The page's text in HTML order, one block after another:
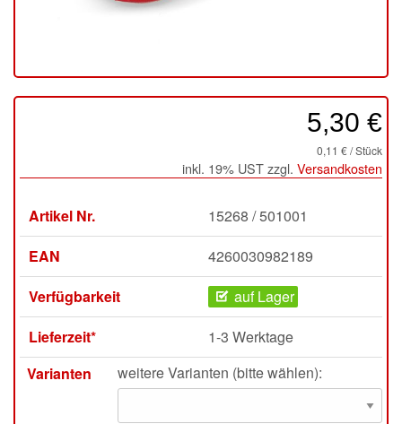
5,30 €
0,11 € / Stück
inkl. 19% UST zzgl. Versandkosten
Artikel Nr.
15268 / 501001
EAN
4260030982189
Verfügbarkeit
auf Lager
Lieferzeit*
1-3 Werktage
Varianten
weitere Varianten (bitte wählen):